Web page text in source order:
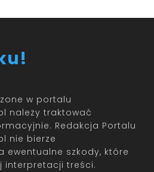
w portalu
należy traktować
Redakcja Portalu
nie bierze
ewentualne szkody, które
interpretacji treści.